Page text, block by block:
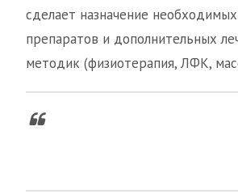
сделает назначение
препаратов и дополнительных
методик (физиотерапия, ЛФК,